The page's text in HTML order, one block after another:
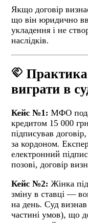
Якщо договір
що він юридично
укладення і не
наслідків.
handshake
виграти в
Кейс №1: МФО
кредитом 15 000
підписував
за кордоном.
електронний
позові, договір
Кейс №2: Жінка
зміну в ставці —
на день. Суд
частині умов), що